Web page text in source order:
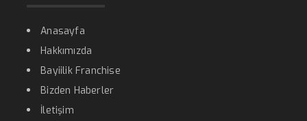
Anasayfa
Hakkımızda
Bayiilik Franchise
Bizden Haberler
İletişim